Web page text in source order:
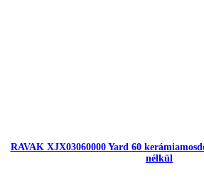
RAVAK XJX03060000 Yard 60
nélkül